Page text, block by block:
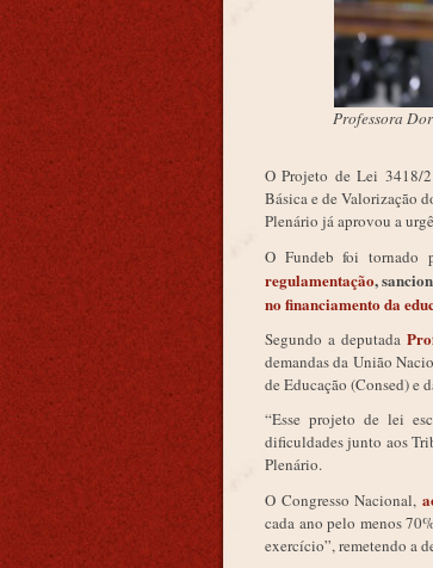
Professora
O Projeto de Lei 3418/
Básica e de Valorização
Plenário já aprovou a
O Fundeb foi tornado
regulamentação,
no financiamento da
Segundo a deputada
demandas da União
de Educação (Consed) e
“Esse projeto de lei
dificuldades junto aos
Plenário.
O Congresso Nacional,
cada ano pelo menos
exercício”, remetendo a